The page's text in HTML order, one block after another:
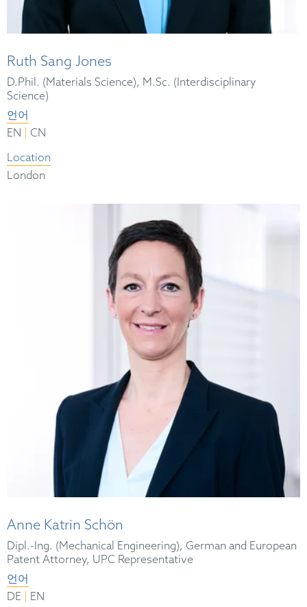
Ruth Sang Jones
D.Phil. (Materials Science), M.Sc. (Interdisciplinary
Science)
언어
EN
CN
Location
London
Anne Katrin Schön
Dipl.-Ing. (Mechanical Engineering), German and European
Patent Attorney, UPC Representative
언어
DE
EN